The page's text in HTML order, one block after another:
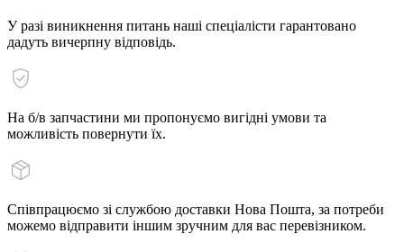
У разі виникнення питань наші спеціалісти гарантовано
дадуть вичерпну відповідь.
На б/в запчастини ми пропонуємо вигідні умови та
можливість повернути їх.
Співпрацюємо зі службою доставки Нова Пошта, за потреби
можемо відправити іншим зручним для вас перевізником.